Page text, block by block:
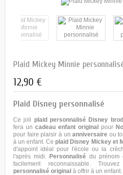
Plaid Mickey Minnie
12,90 €
Plaid Disney personnalisé
Ce joli plaid personnalisé Disney
fera un cadeau enfant originalpour
pour faire plaisir à unanniversaire ou
à un enfant. Ce plaid Disney Mickey et
d'appoint idéal pour l'école ou la
l'après midi.Personnalisé du prénom
facilement reconnaissable.
personnalisé original à offrir à un enfant.